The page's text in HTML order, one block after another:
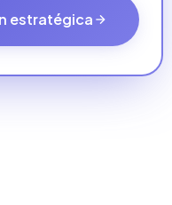
estratégica